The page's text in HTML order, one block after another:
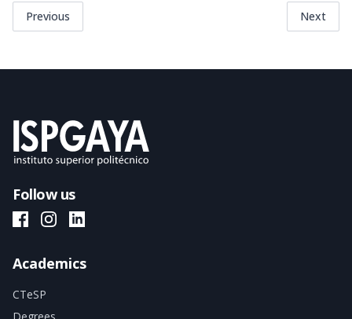
Previous Next
Follow us
ISPGAYA Facebook
ISPGAYA Instagram
ISPGAYA LinkedIn
Academics
CTeSP
Degrees